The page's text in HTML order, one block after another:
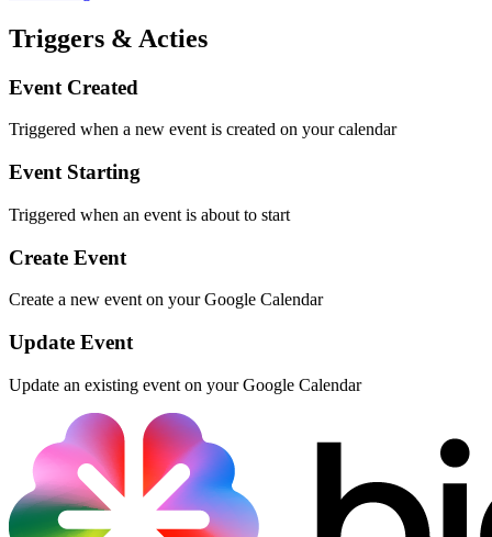
Triggers & Acties
Event Created
Triggered when a new event is created on your calendar
Event Starting
Triggered when an event is about to start
Create Event
Create a new event on your Google Calendar
Update Event
Update an existing event on your Google Calendar